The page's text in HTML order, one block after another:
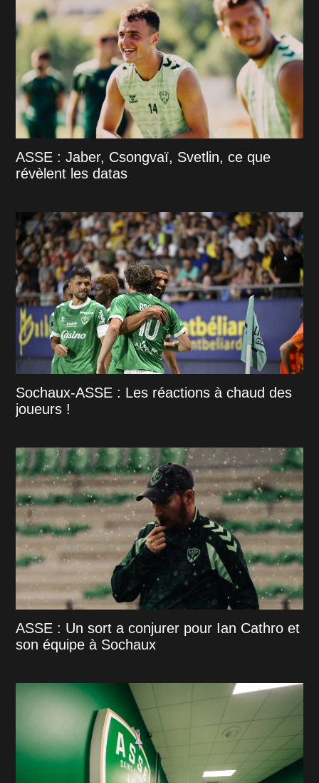
ASSE : Jaber, Csongvaï, Svetlin, ce que
révèlent les datas
Sochaux-ASSE : Les réactions à chaud des
joueurs !
ASSE : Un sort a conjurer pour Ian Cathro et
son équipe à Sochaux